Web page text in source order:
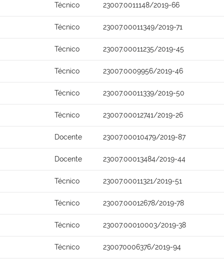
Técnico 23007.0011148/2019-66
Técnico 23007.00011349/2019-71
Técnico 23007.00011235/2019-45
Técnico 23007.0009956/2019-46
Técnico 23007.00011339/2019-50
Técnico 23007.00012741/2019-26
Docente 23007.00010479/2019-87
Docente 23007.00013484/2019-44
Técnico 23007.00011321/2019-51
Técnico 23007.00012678/2019-78
Técnico 23007.00010003/2019-38
Técnico 230070006376/2019-94